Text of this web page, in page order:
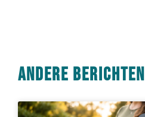
Andere berichten